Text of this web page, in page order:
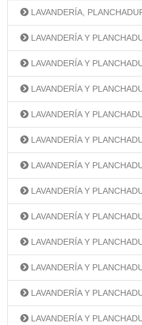
LAVANDERÍA,
LAVANDERÍA Y
LAVANDERÍA Y
LAVANDERÍA Y
LAVANDERÍA Y
LAVANDERÍA Y
LAVANDERÍA Y
LAVANDERÍA Y
LAVANDERÍA Y
LAVANDERÍA Y
LAVANDERÍA Y
LAVANDERÍA Y
LAVANDERÍA Y